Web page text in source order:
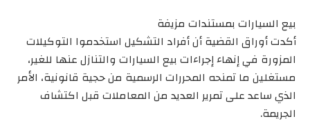
بيع السيارات بمستندات مزيفة
أكدت أوراق القضية أن أفراد التشكيل استخدموا التوكيلات
المزورة في إنهاء إجراءات بيع السيارات والتنازل عنها للغير،
مستغلين ما تمنحه المحررات الرسمية من حجية قانونية، الأمر
الذي ساعد على تمرير العديد من المعاملات قبل اكتشاف
الجريمة.